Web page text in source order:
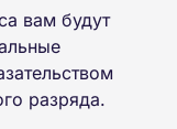
вам будут
разряда.